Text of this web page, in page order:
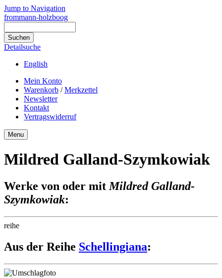
Jump to Navigation
frommann-holzboog
Detailsuche
English
Mein Konto
Warenkorb /Merkzettel
Newsletter
Kontakt
Vertragswiderruf
Menu
Mildred Galland-Szymkowiak
Werke von oder mit Mildred Galland-
Szymkowiak:
reihe
Aus der Reihe Schellingiana: